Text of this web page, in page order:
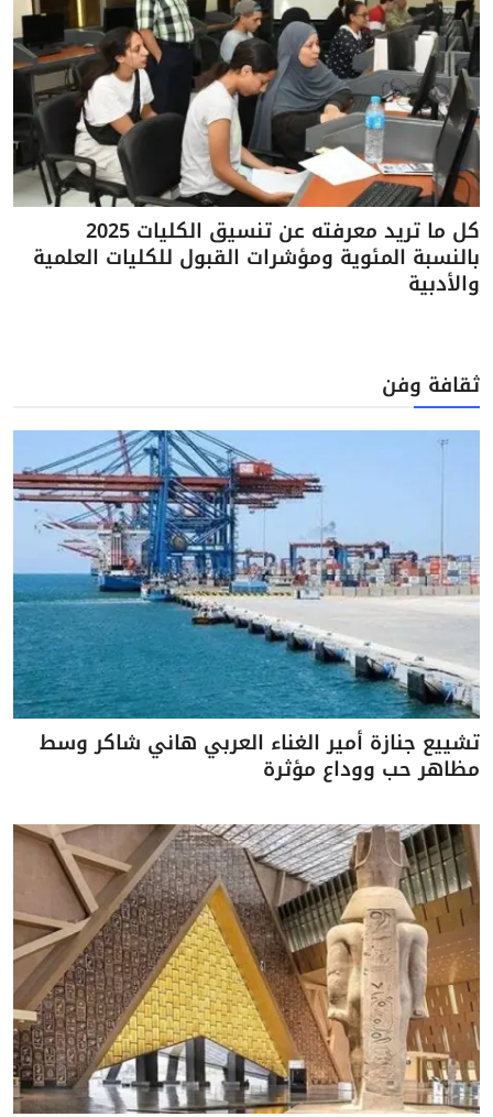
كل ما تريد معرفته عن تنسيق الكليات 2025
بالنسبة المئوية ومؤشرات القبول للكليات العلمية
والأدبية
ثقافة وفن
تشييع جنازة أمير الغناء العربي هاني شاكر وسط
مظاهر حب ووداع مؤثرة